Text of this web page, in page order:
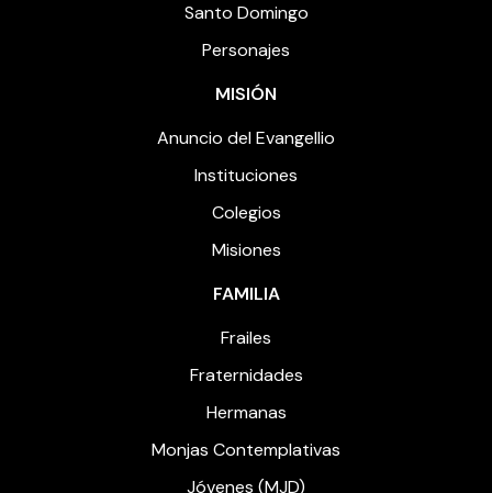
Santo Domingo
Personajes
MISIÓN
Anuncio del Evangellio
Instituciones
Colegios
Misiones
FAMILIA
Frailes
Fraternidades
Hermanas
Monjas Contemplativas
Jóvenes (MJD)